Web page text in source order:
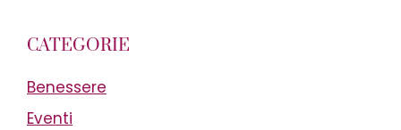
CATEGORIE
Benessere
Eventi